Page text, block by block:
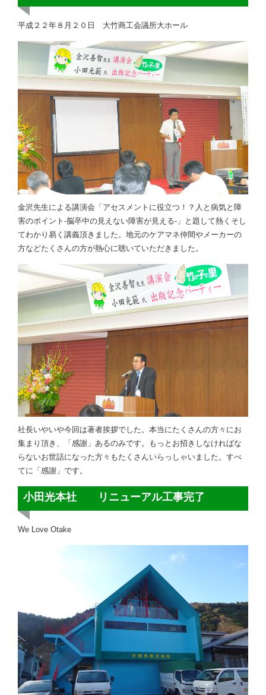
平成２２年８月２０日 大竹商工会議所大ホール
金沢先生による講演会「アセスメントに役立つ！？人と病気と障
害のポイント-脳卒中の見えない障害が見える-」と題して熱くそし
てわかり易く講義頂きました。地元のケアマネ仲間やメーカーの
方などたくさんの方が熱心に聴いていただきました。
社長いやいや今回は著者挨拶でした。本当にたくさんの方々にお
集まり頂き、「感謝」あるのみです。もっとお招きしなければな
らないお世話になった方々もたくさんいらっしゃいました。すべ
てに「感謝」です。
小田光本社 リニューアル工事完了
We Love Otake